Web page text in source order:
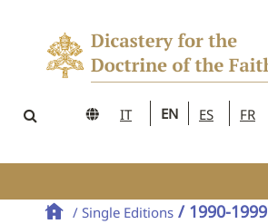
IT EN ES FR
/ Single Editions / 1990-1999